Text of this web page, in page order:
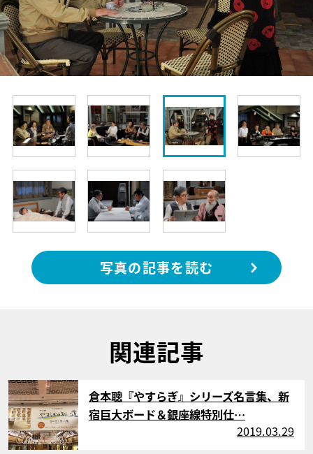
写真の記事を読む
関連記事
サムネイル
倉本聰『やすらぎ』シリーズ名言集、新
宿巨大ボード＆銀座線特別仕…
2019.03.29